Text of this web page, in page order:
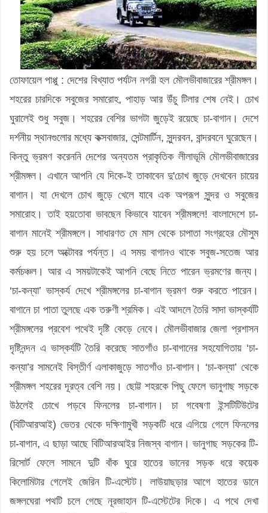
তোফায়েল পাপ্পু : দেশের বিখ্যাত পর্যটন নগরী হল মৌলভীবাজারের শ্রীমঙ্গল।
শহরের চারদিকে সবুজের সমারোহ, পাহাড় আর উঁচু টিলার শেষ নেই। চোখ
ঘুরালেই শুধু সবুজ। শহরের বেশির ভাগটা জুড়েই রয়েছে চা-বাগান। দেশে
দর্শনীয় স্থানগুলোর মধ্যে কক্সবাজার, সেন্টমার্টিন, সুন্দরবন, বান্দরবনে ঘুরেছেন।
কিন্তু ভ্রমণ করেননি দেশের অন্যতম প্রাকৃতিক লীলাভূমি মৌলভীবাজারের
শ্রীমঙ্গল। এখানে আপনি যে দিকে-ই তাকাবেন দু'চোখ জুড়ে দেখবেন চায়ের
বাগান। যা দেখলে চোখ জুড়ে খেলে যাবে এক অপরূপ সুন্দর ও সবুজের
সমারোহ। তাই হয়তোবা ভাবছেন কিভাবে যাবেন শ্রীমঙ্গলে! বাংলাদেশে চা-
বাগান মানেই শ্রীমঙ্গলে। সাধারণত মে মাস থেকে চাপাতা সংগ্রহের মৌসুম
শুরু হয় চলে অক্টোবর পর্যন্ত। এ সময় বাগানও থাকে সবুজ-সতেজ আর
কর্মচঞ্চল। আর এ সময়টাকেই আপনি বেছে নিতে পারেন ভ্রমণের জন্য।
‘চা-কন্যা’ ভাস্কর্য দেখে শ্রীমঙ্গলের চা-বাগান ভ্রমণ শুরু করতে পারেন।
বাগানে চা পাতা তুলছে এক তরুণী শ্রমিক। এই আদলে তৈরি সাদা ভাস্কর্যটি
শ্রীমঙ্গলের প্রবেশ পথেই দৃষ্টি কেড়ে নেবে। মৌলভীবাজার জেলা প্রশাসন
দৃষ্টিনন্দন এ ভাস্কর্যটি তৈরি করেছে সাতগাঁও চা-বাগানের সহযোগিতায় ‘চা-
কন্যা’র সামনেই বিস্তীর্ণ এলাকাজুড়ে সাতগাঁও চা-বাগান। ‘চা-কন্যা’ থেকে
শ্রীমঙ্গল শহরের দূরত্ব বেশি নয়। ছোট্ট শহরকে পিছু ফেলে ভানুগাছ সড়কে
উঠলেই চোখে পড়বে ফিনলের চা-বাগান। চা গবেষণা ইন্সটিটিউটের
(বিটিআরআই) ভেতর থেকে দক্ষিণামুখী সড়কটি ধরে এগিয়ে গেলে ফিনলের
চা-বাগান, এ ছাড়া আছে বিটিআরআইর নিজস্ব বাগান। ভানুগাছ সড়কের টি-
রিসোর্ট ফেলে সামনে দুটি বাঁক ঘুরে হাতের ডানের সড়ক ধরে কয়েক
কিলোমিটার গেলেই জেরিন টি-এস্টেট। লাউয়াছড়ার আগে হাতের ডানে
জঙ্গলঘেরা পথটি চলে গেছে নূরজাহান টি-এস্টেটের দিকে। এ পথে দেখা